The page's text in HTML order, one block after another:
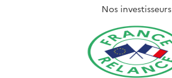
Nos investisseurs